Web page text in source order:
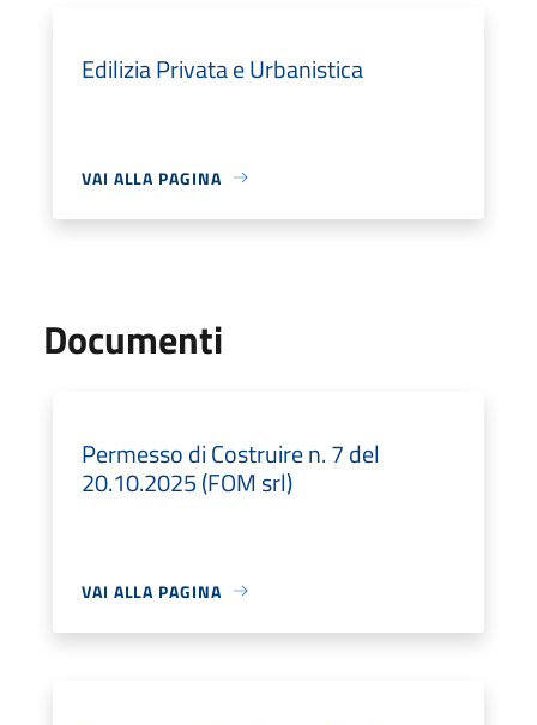
Edilizia Privata e Urbanistica
VAI ALLA PAGINA
Documenti
Permesso di Costruire n. 7 del
20.10.2025 (FOM srl)
VAI ALLA PAGINA